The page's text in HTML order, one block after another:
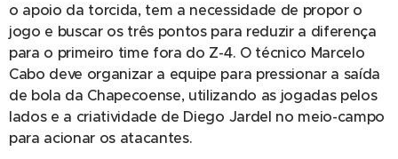
o apoio da torcida, tem a necessidade de propor o
jogo e buscar os três pontos para reduzir a diferença
para o primeiro time fora do Z-4. O técnico Marcelo
Cabo deve organizar a equipe para pressionar a saída
de bola da Chapecoense, utilizando as jogadas pelos
lados e a criatividade de Diego Jardel no meio-campo
para acionar os atacantes.